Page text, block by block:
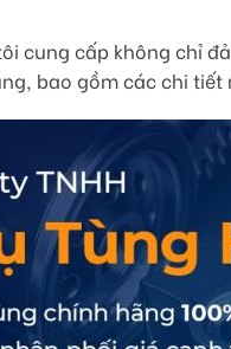
cung cấp không chỉ
bao gồm các chi